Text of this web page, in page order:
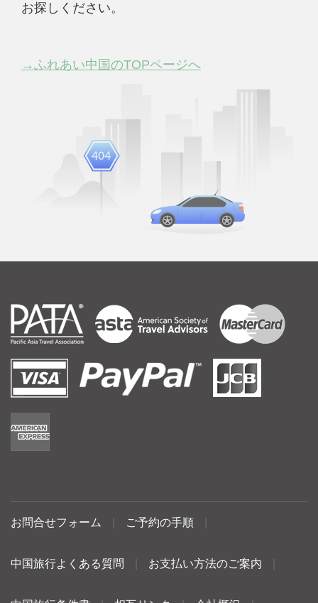
お探しください。
→ふれあい中国のTOPページへ
お問合せフォーム ご予約の手順
中国旅行よくある質問 お支払い方法のご案内